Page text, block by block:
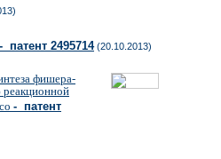
- патент 2495714(20.10.2013)
фишера-
- патент